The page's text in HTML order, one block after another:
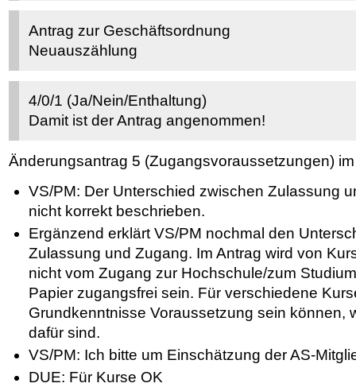
Antrag zur Geschäftsordnung
Neuauszählung
4/0/1 (Ja/Nein/Enthaltung)
Damit ist der Antrag angenommen!
Änderungsantrag 5 (Zugangsvoraussetzungen)
VS/PM: Der Unterschied zwischen Zulassung
nicht korrekt beschrieben.
Ergänzend erklärt VS/PM nochmal den
Zulassung und Zugang. Im Antrag wird von
nicht vom Zugang zur Hochschule/zum
Papier zugangsfrei sein. Für verschiedene
Grundkenntnisse Voraussetzung sein können,
dafür sind.
VS/PM: Ich bitte um Einschätzung der AS-
DUE: Für Kurse OK